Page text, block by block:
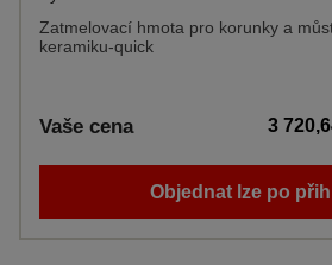
Zatmelovací hmota pro korunky a
keramiku-quick
Vaše cena 3
Objednat lze po